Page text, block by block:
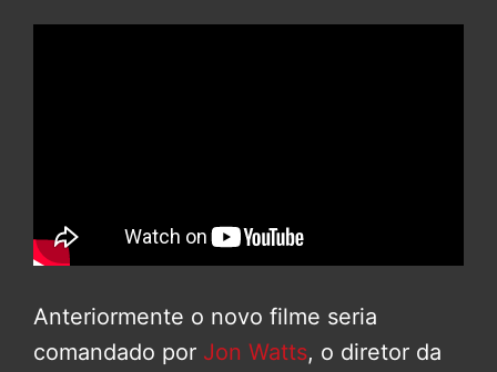
Anteriormente o novo filme seria
comandado por Jon Watts, o diretor da